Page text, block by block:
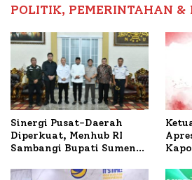
POLITIK, PEMERINTAHAN &
Sinergi Pusat-Daerah
Diperkuat, Menhub RI
Sambangi Bupati Sumenep
Mutiara Sentosa II